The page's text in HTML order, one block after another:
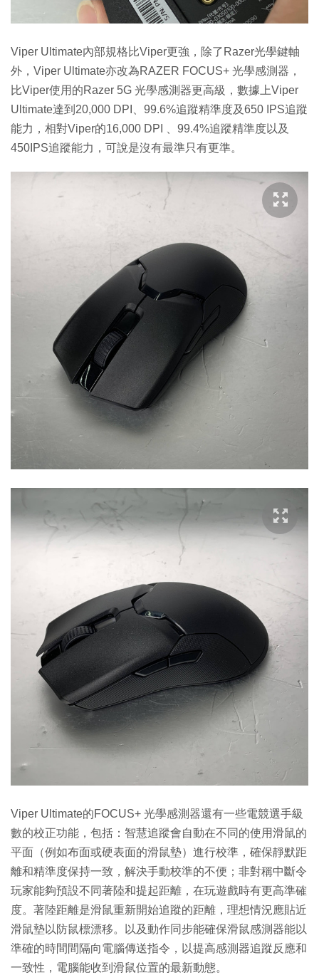
Viper Ultimate內部規格比Viper更強，除了Razer光學鍵軸
外，Viper Ultimate亦改為RAZER FOCUS+ 光學感測器，
比Viper使用的Razer 5G 光學感測器更高級，數據上Viper
Ultimate達到20,000 DPI、99.6%追蹤精準度及650 IPS追蹤
能力，相對Viper的16,000 DPI 、99.4%追蹤精準度以及
450IPS追蹤能力，可說是沒有最準只有更準。
Viper Ultimate的FOCUS+ 光學感測器還有一些電競選手級
數的校正功能，包括：智慧追蹤會自動在不同的使用滑鼠的
平面（例如布面或硬表面的滑鼠墊）進行校準，確保靜默距
離和精準度保持一致，解決手動校準的不便；非對稱中斷令
玩家能夠預設不同著陸和提起距離，在玩遊戲時有更高準確
度。著陸距離是滑鼠重新開始追蹤的距離，理想情況應貼近
滑鼠墊以防鼠標漂移。以及動作同步能確保滑鼠感測器能以
準確的時間間隔向電腦傳送指令，以提高感測器追蹤反應和
一致性，電腦能收到滑鼠位置的最新動態。